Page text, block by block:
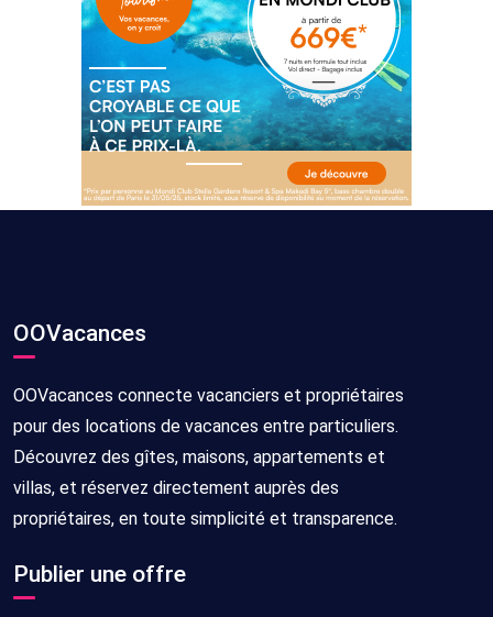
OOVacances
OOVacances connecte vacanciers et propriétaires
pour des locations de vacances entre particuliers.
Découvrez des gîtes, maisons, appartements et
villas, et réservez directement auprès des
propriétaires, en toute simplicité et transparence.
Publier une offre